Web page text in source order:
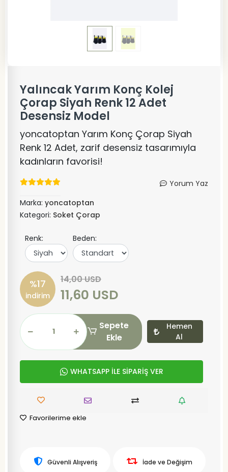
Yalıncak Yarım Konç Kolej
Çorap Siyah Renk 12 Adet
Desensiz Model
yoncatoptan Yarım Konç Çorap Siyah
Renk 12 Adet, zarif desensiz tasarımıyla
kadınların favorisi!
Yorum Yaz
Marka: yoncatoptan
Kategori: Soket Çorap
Renk: Beden:
%17
indirim
14,00 USD
11,60 USD
Sepete
Ekle
Hemen
Al
WHATSAPP İLE SİPARİŞ VER
Favorilerime ekle
Güvenli Alışveriş İade ve Değişim